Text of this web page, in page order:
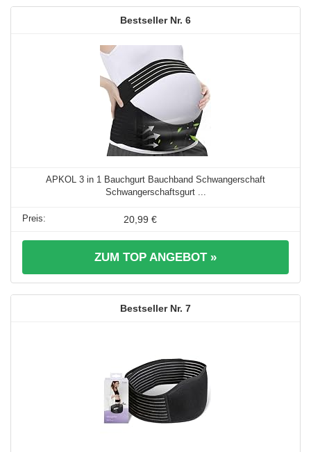
6
APKOL 3 in 1 Bauchgurt Bauchband Schwangerschaft
Schwangerschaftsgurt ...
20,99 €
ZUM TOP ANGEBOT »
7